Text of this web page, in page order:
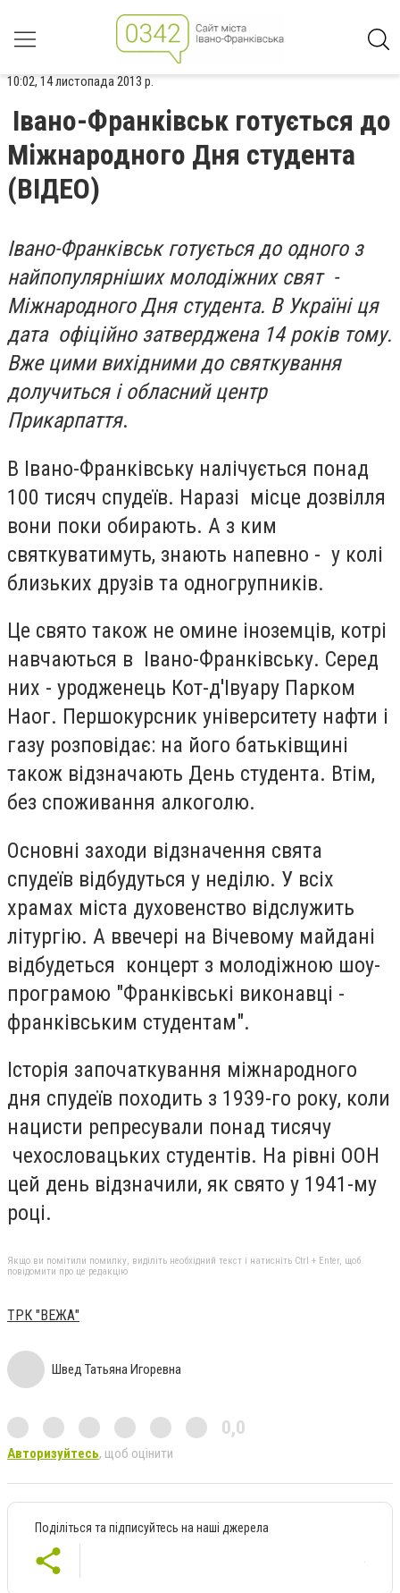
10:02, 14 листопада 2013 р.
Івано-Франківськ готується до
Міжнародного Дня студента
(ВІДЕО)
Івано-Франківськ готується до одного з
найпопулярніших молодіжних свят -
Міжнародного Дня студента. В Україні ця
дата офіційно затверджена 14 років тому.
Вже цими вихідними до святкування
долучиться і обласний центр
Прикарпаття.
В Івано-Франківську налічується понад
100 тисяч спудеїв. Наразі місце дозвілля
вони поки обирають. А з ким
святкуватимуть, знають напевно - у колі
близьких друзів та одногрупників.
Це свято також не омине іноземців, котрі
навчаються в Івано-Франківську. Серед
них - уродженець Кот-д'Івуару Парком
Наог. Першокурсник університету нафти і
газу розповідає: на його батьківщині
також відзначають День студента. Втім,
без споживання алкоголю.
Основні заходи відзначення свята
спудеїв відбудуться у неділю. У всіх
храмах міста духовенство відслужить
літургію. А ввечері на Вічевому майдані
відбудеться концерт з молодіжною шоу-
програмою "Франківські виконавці -
франківським студентам".
Історія започаткування міжнародного
дня спудеїв походить з 1939-го року, коли
нацисти репресували понад тисячу
чехословацьких студентів. На рівні ООН
цей день відзначили, як свято у 1941-му
році.
Якщо ви помітили помилку, виділіть необхідний текст і натисніть Ctrl + Enter, щоб
повідомити про це редакцію
ТРК "ВЕЖА"
Швед Татьяна Игоревна
0,0
Авторизуйтесь, щоб оцінити
Поділіться та підписуйтесь на наші джерела